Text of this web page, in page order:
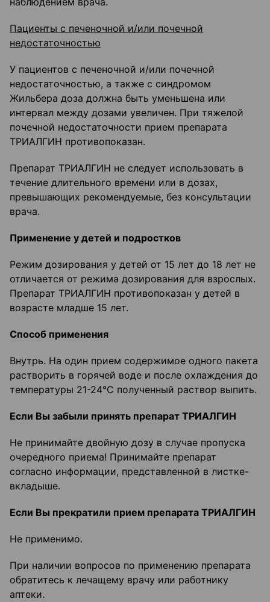
Пациенты с печеночной и/или почечной
недостаточностью
У пациентов с печеночной и/или почечной
недостаточностью, а также с синдромом
Жильбера доза должна быть уменьшена или
интервал между дозами увеличен. При тяжелой
почечной недостаточности прием препарата
ТРИАЛГИН противопоказан.
Препарат ТРИАЛГИН не следует использовать в
течение длительного времени или в дозах,
превышающих рекомендуемые, без консультации
врача.
Применение у детей и подростков
Режим дозирования у детей от 15 лет до 18 лет не
отличается от режима дозирования для взрослых.
Препарат ТРИАЛГИН противопоказан у детей в
возрасте младше 15 лет.
Способ применения
Внутрь. На один прием содержимое одного пакета
растворить в горячей воде и после охлаждения до
температуры 21-24°С полученный раствор выпить.
Если Вы забыли принять препарат ТРИАЛГИН
Не принимайте двойную дозу в случае пропуска
очередного приема! Принимайте препарат
согласно информации, представленной в листке-
вкладыше.
Если Вы прекратили прием препарата ТРИАЛГИН
Не применимо.
При наличии вопросов по применению препарата
обратитесь к лечащему врачу или работнику
аптеки.